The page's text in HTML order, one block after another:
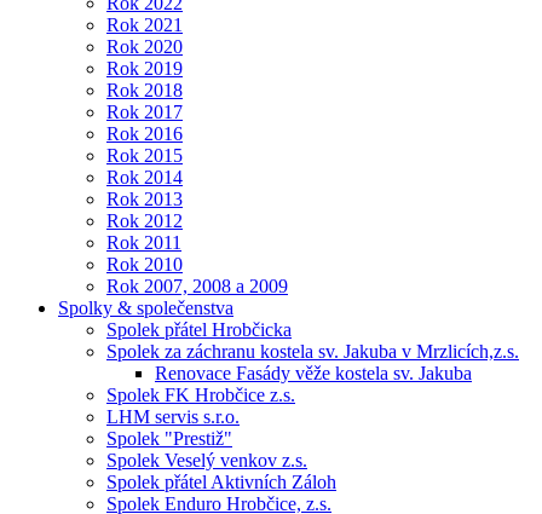
Rok 2021
Rok 2020
Rok 2019
Rok 2018
Rok 2017
Rok 2016
Rok 2015
Rok 2014
Rok 2013
Rok 2012
Rok 2011
Rok 2010
Rok 2007, 2008 a 2009
Spolky & společenstva
Spolek přátel Hrobčicka
Spolek za záchranu kostela sv. Jakuba v Mrzlicích,z.s.
Renovace Fasády věže kostela sv. Jakuba
Spolek FK Hrobčice z.s.
LHM servis s.r.o.
Spolek "Prestiž"
Spolek Veselý venkov z.s.
Spolek přátel Aktivních Záloh
Spolek Enduro Hrobčice, z.s.